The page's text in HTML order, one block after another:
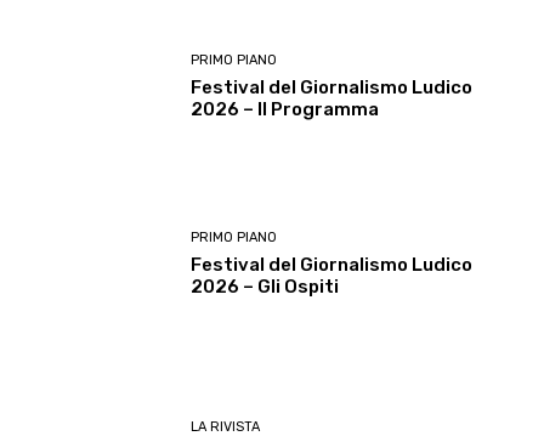
PRIMO PIANO
Festival del Giornalismo Ludico
2026 – Il Programma
PRIMO PIANO
Festival del Giornalismo Ludico
2026 – Gli Ospiti
LA RIVISTA